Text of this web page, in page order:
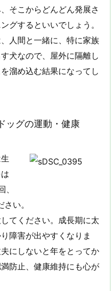
そこからどんどん発展さ
グするといいでしょう。
人間と一緒に、特に家族
犬なので、屋外に隔離し
溜め込む結果になってし
ッグの運動・健康
い。
てください。成長期に太
障害が出やすくなりま
にしないと年をとってか
防止、健康維持にも心が